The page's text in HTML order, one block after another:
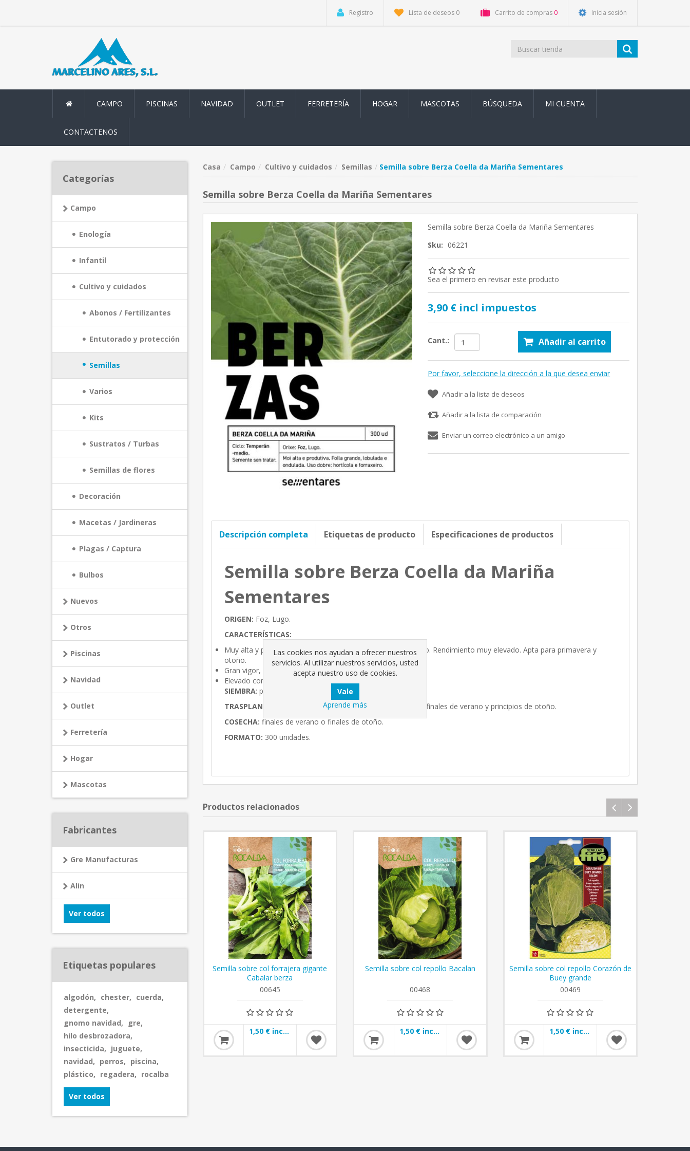
Registro Lista de deseos 0 Carrito de compras 0 Inicia sesión
CAMPO PISCINAS NAVIDAD OUTLET FERRETERÍA HOGAR MASCOTAS BÚSQUEDA MI CUENTA
CONTACTENOS
Casa Campo Cultivo y cuidados Semillas Semilla sobre Berza Coella da Mariña Sementares
Semilla sobre Berza Coella da Mariña Sementares
Semilla sobre Berza Coella da Mariña Sementares
Sku: 06221
Sea el primero en revisar este producto
3,90 € incl impuestos
Cant.: Añadir al carrito
Por favor, seleccione la dirección a la que desea enviar
Añadir a la lista de deseos
Añadir a la lista de comparación
Enviar un correo electrónico a un amigo
Descripción completa Etiquetas de producto Especificaciones de productos
Semilla sobre Berza Coella da Mariña
Sementares
ORIGEN: Foz, Lugo.
CARACTERÍSTICAS:
Muy alta y productiva, con abundantes hojas de gran tamaño. Rendimiento muy elevado. Apta para primavera y
otoño.
Gran vigor, resistencia y adaptabilidad.
Elevado contenido en antioxidantes y glucosinolatos.
SIEMBRA: principio de la primavera o principio de verano.
TRASPLANTE
: finales de primavera y principios de verano o finales de verano y principios de otoño.
COSECHA: finales de verano o finales de otoño.
FORMATO: 300 unidades.
Productos relacionados
Semilla sobre col forrajera gigante
Cabalar berza
00645
1,50 € incl impuestos
Semilla sobre col repollo Bacalan
00468
1,50 € incl impuestos
Semilla sobre col repollo Corazón de
Buey grande
00469
1,50 € incl impuestos
Categorías
Campo
Enología
Infantil
Cultivo y cuidados
Abonos / Fertilizantes
Entutorado y protección
Semillas
Varios
Kits
Sustratos / Turbas
Semillas de flores
Decoración
Macetas / Jardineras
Plagas / Captura
Bulbos
Nuevos
Otros
Piscinas
Navidad
Outlet
Ferretería
Hogar
Mascotas
Fabricantes
Gre Manufacturas
Alin
Ver todos
Etiquetas populares
algodón, chester, cuerda,
detergente,
gnomo navidad, gre,
hilo desbrozadora,
insecticida, juguete,
navidad, perros, piscina,
plástico, regadera, rocalba
Ver todos
Las cookies nos ayudan a ofrecer nuestros
servicios. Al utilizar nuestros servicios, usted
acepta nuestro uso de cookies.
Aprende más